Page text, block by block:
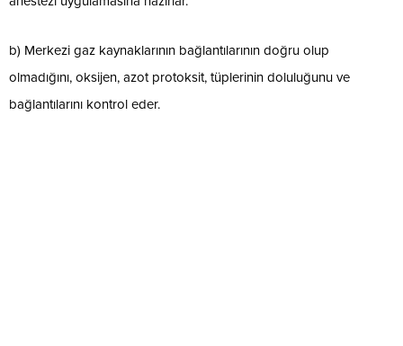
b) Merkezi gaz kaynaklarının bağlantılarının doğru olup
olmadığını, oksijen, azot protoksit, tüplerinin doluluğunu ve
bağlantılarını kontrol eder.